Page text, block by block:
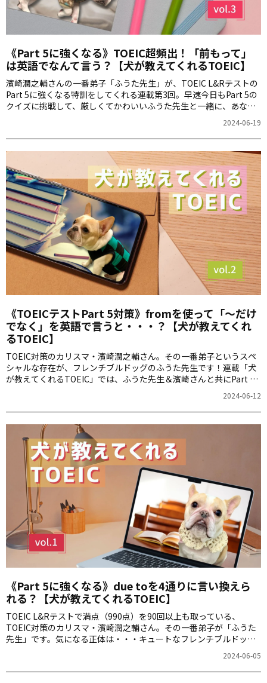
《Part 5に強くなる》TOEIC超頻出！「前もって」
は英語でなんて言う？【犬が教えてくれるTOEIC】
濱崎潤之輔さんの一番弟子「ふうた先生」が、TOEIC L&Rテストの
Part 5に強くなる特訓をしてくれる連載第3回。早速今日もPart 5の
クイズに挑戦して、厳しくてかわいいふうた先生と一緒に、あなた
今日のふうた先生、おねむモードな姿を激写されちゃいました）
2024-06-19
《TOEICテストPart 5対策》fromを使って「～だけ
でなく」を英語で言うと・・・？【犬が教えてくれ
るTOEIC】
TOEIC対策のカリスマ・濱崎潤之輔さん。その一番弟子というスペ
シャルな存在が、フレンチブルドッグのふうた先生です！連載「犬
が教えてくれるTOEIC」では、ふうた先生＆濱崎さんと共にPart 5
2024-06-12
《Part 5に強くなる》due toを4通りに言い換えら
れる？【犬が教えてくれるTOEIC】
TOEIC L&Rテストで満点（990点）を90回以上も取っている、
TOEIC対策のカリスマ・濱崎潤之輔さん。その一番弟子が「ふうた
先生」です。気になる正体は・・・キュートなフレンチブルドッ
グ！連載「犬が教えてくれるTOEIC」は、ふうた先生のかわいさに
癒やされながら、TOEIC L＆RテストのPart 5のクイズをどんどん解
くことにより、あなたの文法力が「わんランクアップ」します！さ
2024-06-05